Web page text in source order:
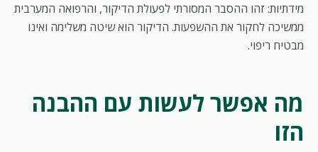
מידתיות: זהו ההסבר המסורתי לפעולת הדיקור, והרפואה המערבית
ממשיכה לחקור את ההשפעות. הדיקור הוא שיטה משלימה ואינו
מבטיח ריפוי.
מה אפשר לעשות עם ההבנה
הזו